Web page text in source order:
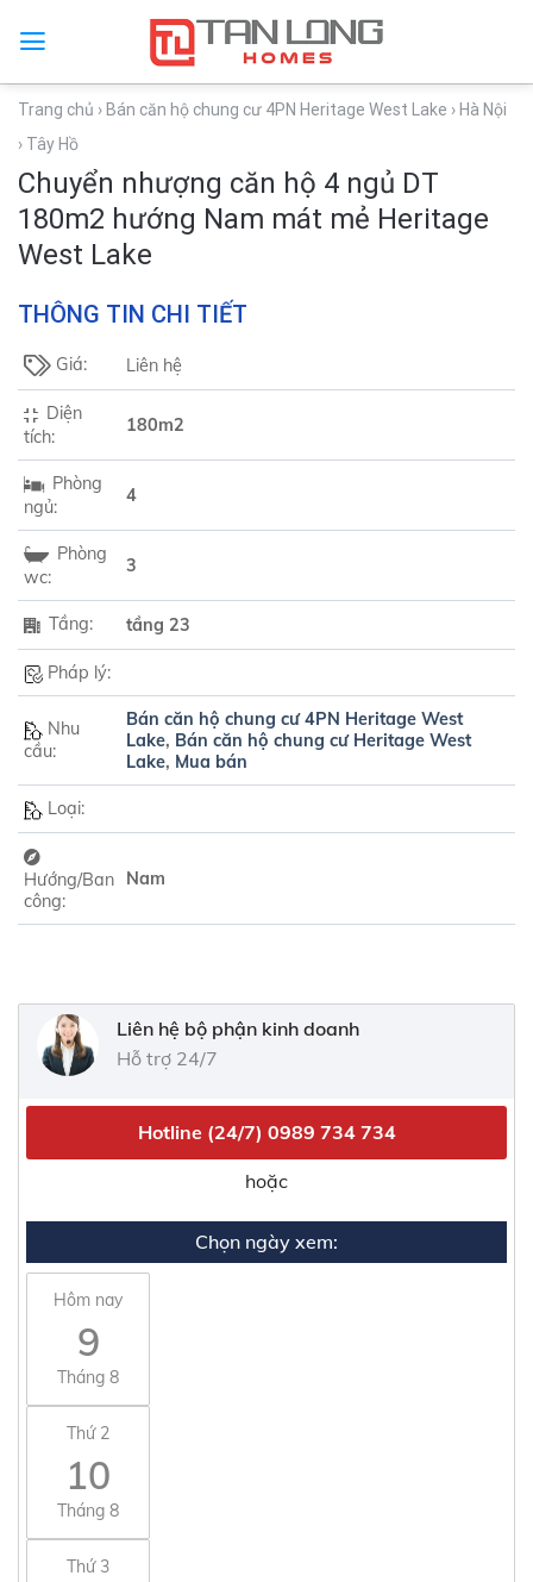
Trang chủ › Bán căn hộ chung cư 4PN Heritage West Lake › Hà Nội
› Tây Hồ
Chuyển nhượng căn hộ 4 ngủ DT
180m2 hướng Nam mát mẻ Heritage
West Lake
THÔNG TIN CHI TIẾT
Giá: Liên hệ
Diện
tích:
180m2
Phòng
ngủ:
4
Phòng
wc:
3
Tầng: tầng 23
Pháp lý:
Nhu
cầu:
Bán căn hộ chung cư 4PN Heritage West
Lake, Bán căn hộ chung cư Heritage West
Lake, Mua bán
Loại:
Hướng/Ban
công:
Nam
Liên hệ bộ phận kinh doanh
Hỗ trợ 24/7
Hotline (24/7) 0989 734 734
hoặc
Chọn ngày xem:
Hôm nay
9
Tháng 8
Thứ 2
10
Tháng 8
Thứ 3